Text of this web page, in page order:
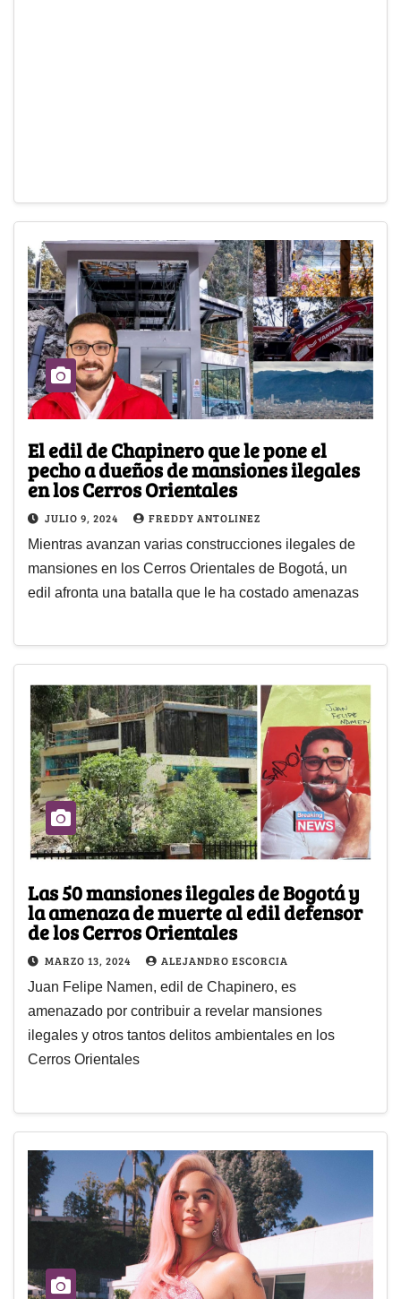
El edil de Chapinero que le pone el
pecho a dueños de mansiones ilegales
en los Cerros Orientales
JULIO 9, 2024 FREDDY ANTOLINEZ
Mientras avanzan varias construcciones ilegales de
mansiones en los Cerros Orientales de Bogotá, un
edil afronta una batalla que le ha costado amenazas
Las 50 mansiones ilegales de Bogotá y
la amenaza de muerte al edil defensor
de los Cerros Orientales
MARZO 13, 2024 ALEJANDRO ESCORCIA
Juan Felipe Namen, edil de Chapinero, es
amenazado por contribuir a revelar mansiones
ilegales y otros tantos delitos ambientales en los
Cerros Orientales